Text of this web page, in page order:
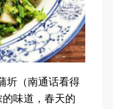
圻（南通话看得
味道，春天的